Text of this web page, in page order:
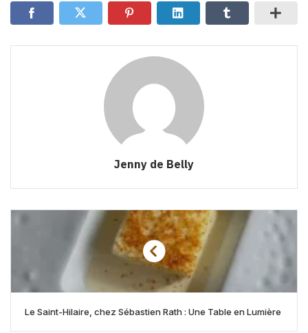
Jenny de Belly
Le Saint-Hilaire, chez Sébastien Rath : Une Table en Lumière